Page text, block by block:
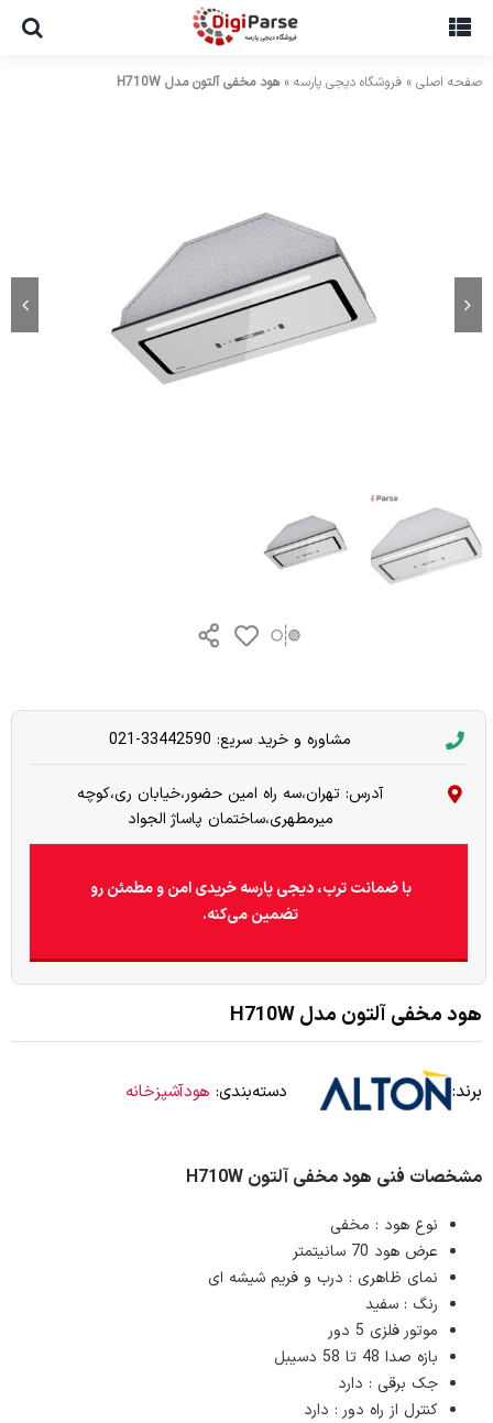
صفحه اصلی » فروشگاه دیجی پارسه »هود مخفی آلتون مدل H710W
مشاوره و خرید سریع: 33442590-021
آدرس: تهران،سه راه امین حضور،خیابان ری،کوچه
میرمطهری،ساختمان پاساژ الجواد
با ضمانت ترب، دیجی پارسه خریدی امن و مطمئن رو
تضمین می‌کنه.
هود مخفی آلتون مدل H710W
برند: دسته‌بندی: هودآشپزخانه
مشخصات فنی هود مخفی آلتون H710W
نوع هود : مخفی
عرض هود 70 سانیتمتر
نمای ظاهری : درب و فریم شیشه ای
رنگ : سفید
موتور فلزی 5 دور
بازه صدا 48 تا 58 دسیبل
جک برقی : دارد
کنترل از راه دور : دارد